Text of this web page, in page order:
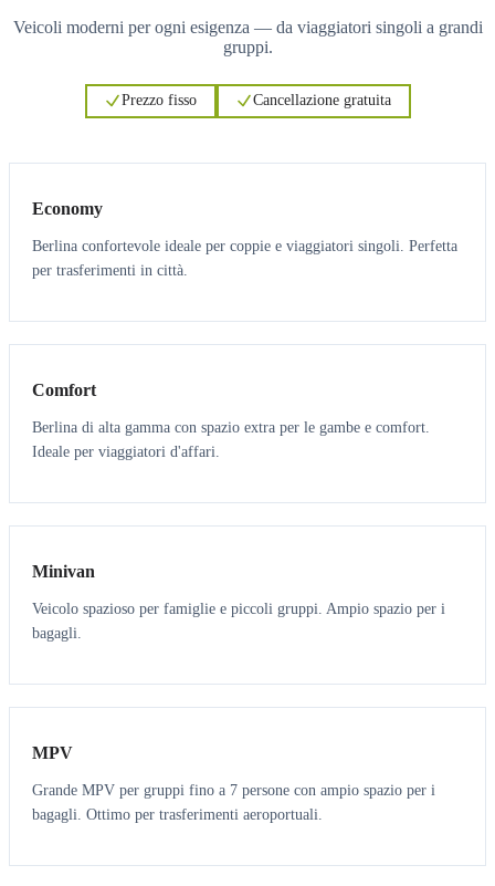
Veicoli moderni per ogni esigenza — da viaggiatori singoli a grandi
gruppi.
Prezzo fisso Cancellazione gratuita
Economy
Berlina confortevole ideale per coppie e viaggiatori singoli. Perfetta
per trasferimenti in città.
3 3
Comfort
Berlina di alta gamma con spazio extra per le gambe e comfort.
Ideale per viaggiatori d'affari.
6 5
Minivan
Veicolo spazioso per famiglie e piccoli gruppi. Ampio spazio per i
bagagli.
7 7
MPV
Grande MPV per gruppi fino a 7 persone con ampio spazio per i
bagagli. Ottimo per trasferimenti aeroportuali.